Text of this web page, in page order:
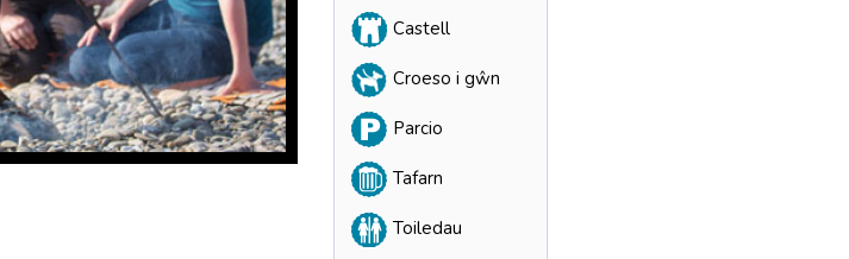
Castell
Croeso i gŵn
Parcio
Tafarn
Toiledau